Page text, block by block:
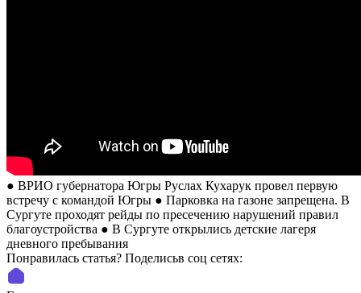
● ВРИО губернатора Югры Руслах Кухарук провел первую
встречу с командой Югры ● Парковка на газоне запрещена. В
Сургуте проходят рейды по пресечению нарушений правил
благоустройства ● В Сургуте открылись детские лагеря
дневного пребывания
Понравилась статья? Поделиcьв соц сетях: